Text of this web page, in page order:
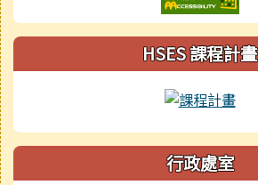
HSES 課程計畫
行政處室